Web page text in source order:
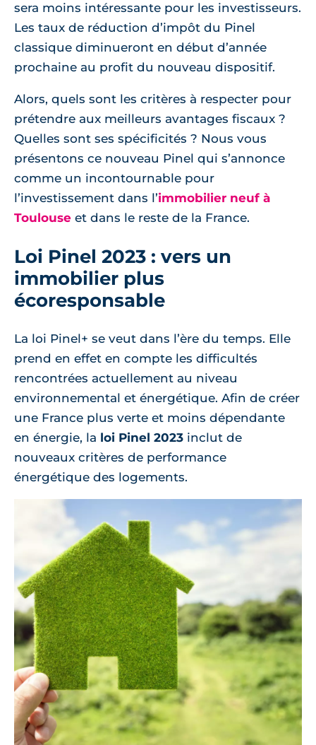
sera moins intéressante pour les investisseurs.
Les taux de réduction d’impôt du Pinel
classique diminueront en début d’année
prochaine au profit du nouveau dispositif.
Alors, quels sont les critères à respecter pour
prétendre aux meilleurs avantages fiscaux ?
Quelles sont ses spécificités ? Nous vous
présentons ce nouveau Pinel qui s’annonce
comme un incontournable pour
l’investissement dans l’immobilier neuf à
Toulouse et dans le reste de la France.
Loi Pinel 2023 : vers un
immobilier plus
écoresponsable
La loi Pinel+ se veut dans l’ère du temps. Elle
prend en effet en compte les difficultés
rencontrées actuellement au niveau
environnemental et énergétique. Afin de créer
une France plus verte et moins dépendante
en énergie, la loi Pinel 2023 inclut de
nouveaux critères de performance
énergétique des logements.